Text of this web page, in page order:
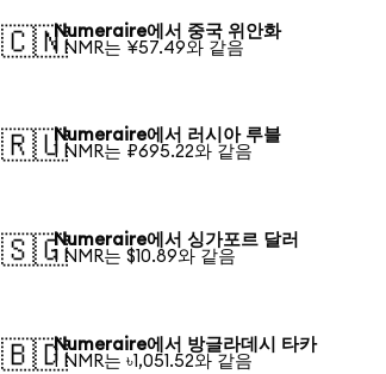
🇨🇳Numeraire에서 중국 위안화
1 NMR는 ¥57.49와 같음
🇷🇺Numeraire에서 러시아 루블
1 NMR는 ₽695.22와 같음
🇸🇬Numeraire에서 싱가포르 달러
1 NMR는 $10.89와 같음
🇧🇩Numeraire에서 방글라데시 타카
1 NMR는 ৳1,051.52와 같음